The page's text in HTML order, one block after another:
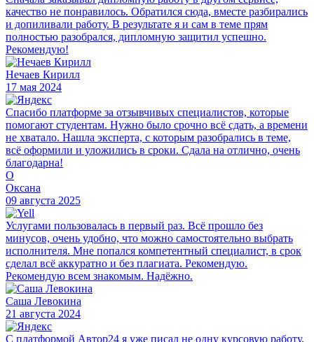
качество не понравилось. Обратился сюда, вместе разбирались
и допиливали работу. В результате я и сам в теме прям
полностью разобрался, дипломную защитил успешно.
Рекомендую!
Нечаев Кирилл
17 мая 2024
Спасибо платформе за отзывчивых специалистов, которые
помогают студентам. Нужно было срочно всё сдать, а времени
не хватало. Нашла эксперта, с которым разобрались в теме,
всё оформили и уложились в сроки. Сдала на отлично, очень
благодарна!
О
Оксана
09 августа 2025
Услугами пользовалась в первый раз. Всё прошло без
минусов, очень удобно, что можно самостоятельно выбрать
исполнителя. Мне попался компетентный специалист, в срок
сделал всё аккуратно и без плагиата. Рекомендую.
Рекомендую всем знакомым. Надёжно.
Саша Левокина
21 августа 2024
С платформой Автор24 я уже писал не одну курсовую работу,